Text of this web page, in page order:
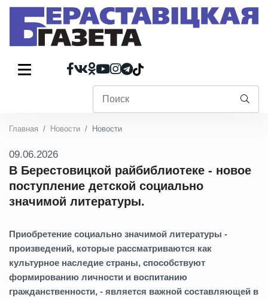
Главная Новости Новости
09.06.2026
В Берестовицкой райбиблиотеке - новое
поступление детской социально
значимой литературы.
Приобретение социально значимой литературы -
произведений, которые рассматриваются как
культурное наследие страны, способствуют
формированию личности и воспитанию
гражданственности, - является важной составляющей в